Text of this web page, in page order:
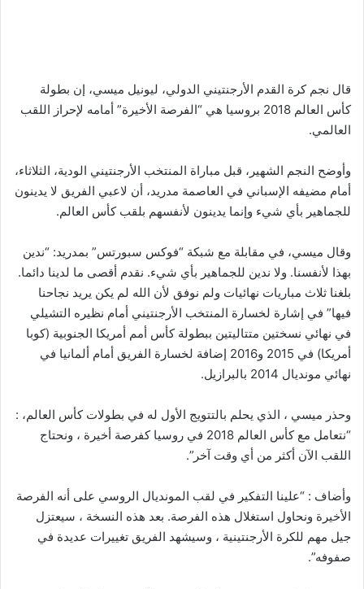
قال نجم كرة القدم الأرجنتيني الدولي، ليونيل ميسي، إن بطولة
كأس العالم 2018 بروسيا هي “الفرصة الأخيرة” أمامه لإحراز اللقب
العالمي.
وأوضح النجم الشهير، قبل مباراة المنتخب الأرجنتيني الودية، الثلاثاء،
أمام مضيفه الإسباني في العاصمة مدريد، أن لاعبي الفريق لا يدينون
للجماهير بأي شيء وإنما يدينون لأنفسهم بلقب كأس العالم.
وقال ميسي، في مقابلة مع شبكة “فوكس سبورتس” بمدريد: “ندين
بهذا لأنفسنا. ولا ندين للجماهير بأي شيء. نقدم أقصى ما لدينا دائما.
بلغنا ثلاث مباريات نهائيات ولم نوفق لأن الله لم يكن يريد نجاحنا
فيها” في إشارة لخسارة المنتخب الأرجنتيني أمام نظيره التشيلي
في نهائي نسختين متتاليتين ببطولة كأس أمم أمريكا الجنوبية (كوبا
أمريكا) في 2015 و2016 إضافة لخسارة الفريق أمام ألمانيا في
نهائي مونديال 2014 بالبرازيل.
وحذر ميسي ، الذي يحلم بالتتويج الأول له في بطولات كأس العالم، :
“نتعامل مع كأس العالم 2018 في روسيا كفرصة أخيرة ، ونحتاج
اللقب الآن أكثر من أي وقت آخر”.
وأضاف : “علينا التفكير في لقب المونديال الروسي على أنه الفرصة
الأخيرة ونحاول استغلال هذه الفرصة. بعد هذه النسخة ، سيعتزل
جيل مهم للكرة الأرجنتينية ، وسيشهد الفريق تغييرات عديدة في
صفوفه”.